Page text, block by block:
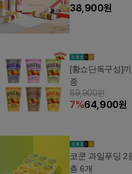
38,900원
[황쇼단독구성]
종
69,900원
7%64,900원
코쿤 과일푸딩 2
총 6개